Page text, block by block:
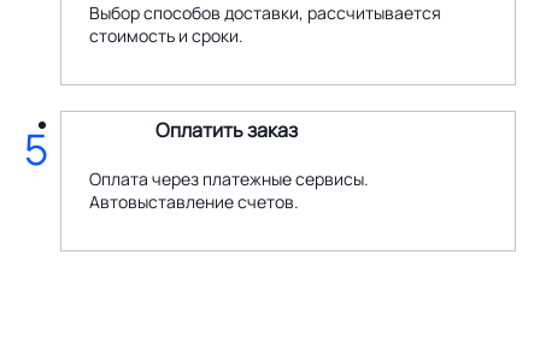
Выбор способов доставки, рассчитывается
стоимость и сроки.
Оплатить заказ
Оплата через платежные сервисы.
Автовыставление счетов.
5